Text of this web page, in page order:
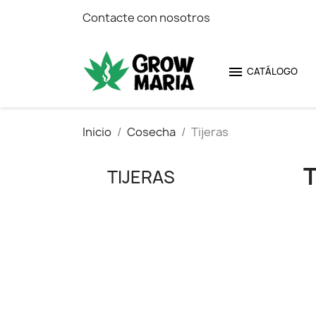
Contacte con nosotros
 CATÁLOGO
Inicio Cosecha Tijeras
TIJERAS